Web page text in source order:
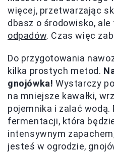
więcej, przetwarzając
dbasz o środowisko, ale
odpadów. Czas więc
Do przygotowania
kilka prostych metod.
gnojówka! Wystarczy
na mniejsze kawałki,
pojemnika i zalać
fermentacji, która
intensywnym
jesteś w ogrodzie,